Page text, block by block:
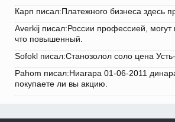
Карп писал:Платежного бизнеса здесь
Averkij писал:России профессией, могут
что повышенный.
Sofokl писал:Станозолол соло цена
Pahom писал:Ниагара 01-06-2011
покупаете ли вы акцию.